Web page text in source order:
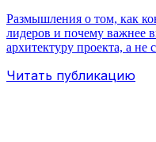
Размышления о том, как
лидеров и почему важнее
архитектуру проекта, а не
Читать публикацию